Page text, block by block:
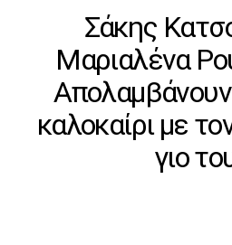
Σάκης
Μαριαλένα
καλοκαίρι με
γιο